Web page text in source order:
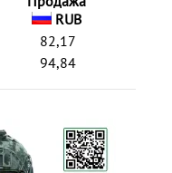
RUB
82,17
94,84